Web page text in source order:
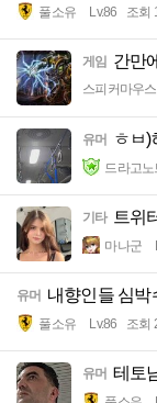
풀소유 Lv.86 조회
게임 간만
스피커마우스
유머 ㅎㅂ)
드라고노
기타 트위
마나군
유머 내향인들 심박
풀소유 Lv.86 조회
유머 테토